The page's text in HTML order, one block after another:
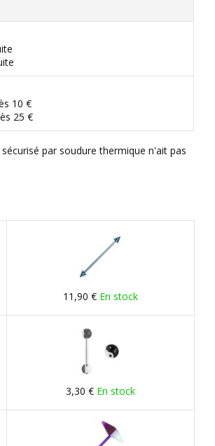
10 €
25 €
par soudure thermique n'ait pas
11,90 € En stock
3,30 € En stock